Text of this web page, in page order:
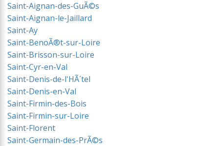
Saint-Aignan-des-GuÃ©s
Saint-Aignan-le-Jaillard
Saint-Ay
Saint-BenoÃ®t-sur-Loire
Saint-Brisson-sur-Loire
Saint-Cyr-en-Val
Saint-Denis-de-l'HÃ´tel
Saint-Denis-en-Val
Saint-Firmin-des-Bois
Saint-Firmin-sur-Loire
Saint-Florent
Saint-Germain-des-PrÃ©s